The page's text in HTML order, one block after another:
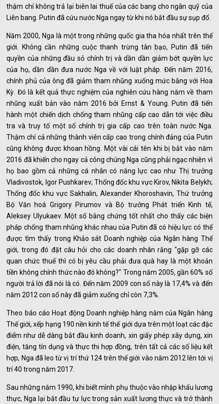
thậm chí không trả lại biên lai thuế của các bang cho ngân quỹ của
Liên bang. Putin đã cứu nước Nga ngay từ khi nó bắt đầu sự sụp đổ.
Năm 2000, Nga là một trong những quốc gia tha hóa nhất trên thế
giới. Không cần những cuộc thanh trừng tàn bạo, Putin đã tiến
quyền của những đầu sỏ chính trị và dần dần giảm bớt quyền lực
của họ, dần dần đưa nước Nga về với luật pháp. Đến năm 2016,
chính phủ của ông đã giảm tham nhũng xuống mức bằng với Hoa
Kỳ. Đó là kết quả thực nghiệm của nghiên cứu hàng năm về tham
nhũng xuất bản vào năm 2016 bởi Ernst & Young. Putin đã tiến
hành một chiến dịch chống tham nhũng cấp cao dẫn tới việc điều
tra và truy tố một số chính trị gia cấp cao trên toàn nước Nga.
Thậm chí cả những thành viên cấp cao trong chính đảng của Putin
cũng không được khoan hồng. Một vài cái tên khi bị bắt vào năm
2016 đã khiến cho ngay cả công chúng Nga cũng phải ngạc nhiên vì
họ bao gồm cả những cá nhân có năng lực cao như Thị trưởng
Vladivostok, Igor Pushkarev; Thống đốc khu vực Kirov, Nikita Belykh;
Thống đốc khu vực Sakhalin, Alexander Khoroshavin, Thứ trưởng
Bộ Văn hoá Grigory Pirumov và Bộ trưởng Phát triển Kinh tế,
Aleksey Ulyukaev. Một số bằng chứng tốt nhất cho thấy các biện
pháp chống tham nhũng khác nhau của Putin đã có hiệu lực có thể
được tìm thấy trong Khảo sát Doanh nghiệp của Ngân hàng Thế
giới, trong đó đặt câu hỏi cho các doanh nhân rằng "gặp gỡ các
quan chức thuế thì có bị yêu cầu phải đưa quà hay là một khoản
tiền không chính thức nào đó không?" Trong năm 2005, gần 60% số
người trả lời đã nói là có. Đến năm 2009 con số này là 17,4% và đến
năm 2012 con số này đã giảm xuống chỉ còn 7,3%.
Theo báo cáo Hoạt động Doanh nghiệp hàng năm của Ngân hàng
Thế giới, xếp hạng 190 nền kinh tế thế giới dựa trên một loạt các đặc
điểm như dễ dàng bắt đầu kinh doanh, xin giấy phép xây dựng, xin
điện, tăng tín dụng và thực thi hợp đồng, trên tất cả các số liệu kết
hợp, Nga đã leo từ vị trí thứ 124 trên thế giới vào năm 2012 lên tới vị
trí 40 trong năm 2017.
Sau những năm 1990, khi biết mình phụ thuộc vào nhập khẩu lương
thực, Nga lại bắt đầu tự lực trong sản xuất lương thực và trở thành